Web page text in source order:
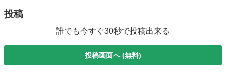
投稿
誰でも今すぐ30秒で投稿出来る
投稿画面へ (無料)